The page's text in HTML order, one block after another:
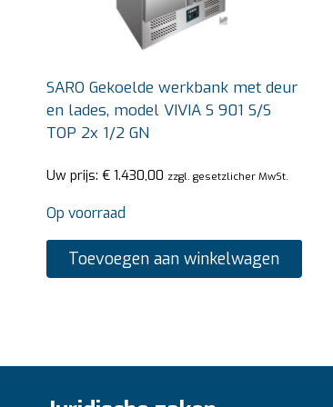
SARO Gekoelde werkbank met deur
en lades, model VIVIA S 901 S/S
TOP 2x 1/2 GN
Uw prijs: € 1.430,00 zzgl. gesetzlicher MwSt.
Op voorraad
Toevoegen aan winkelwagen